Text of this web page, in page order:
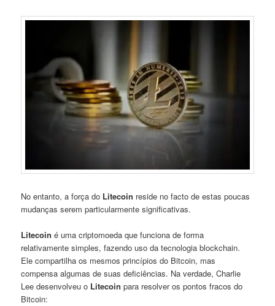
No entanto, a força do Litecoin reside no facto de estas poucas
mudanças serem particularmente significativas.
Litecoiné uma criptomoeda que funciona de forma
relativamente simples, fazendo uso da tecnologia blockchain.
Ele compartilha os mesmos princípios do Bitcoin, mas
compensa algumas de suas deficiências. Na verdade, Charlie
Lee desenvolveu o Litecoinpara resolver os pontos fracos do
Bitcoin: